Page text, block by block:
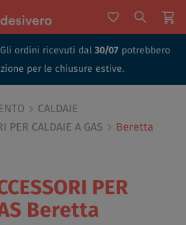
Gli ordini ricevuti dal 30/07 potrebbero
per le chiusure estive.
CALDAIE
PER CALDAIE A GAS
Beretta
PER
Beretta